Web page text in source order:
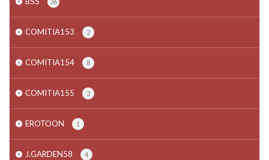
36
COMITIA153 2
COMITIA154 8
COMITIA155 3
EROTOON 1
J.GARDEN58 4